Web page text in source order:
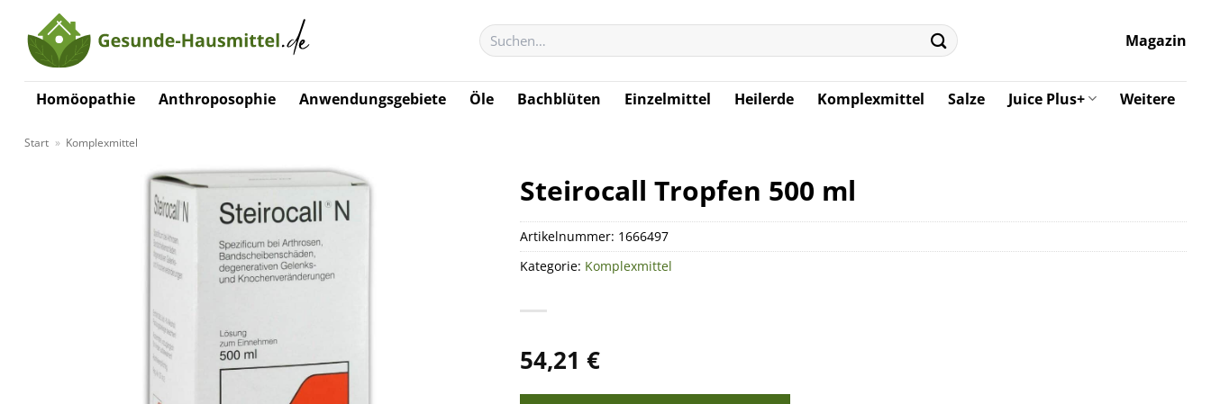
Inhalt
springen
Suchen
nach:
Magazin
Homöopathie Anthroposophie Anwendungsgebiete Öle Bachblüten Einzelmittel Heilerde Komplexmittel Salze Juice Plus+ Weitere
Start » Komplexmittel
Steirocall Tropfen 500 ml
54,21 €
Artikelnummer: 1666497
Kategorie: Komplexmittel